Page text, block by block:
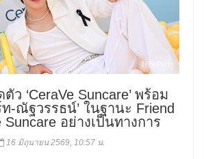
ตัว ‘CeraVe Suncare’ พร้อม
-ณัฐวรรธน์’ ในฐานะ Friend
Suncare อย่างเป็นทางการ
16 มิถุนายน 2569, 10:57 น.